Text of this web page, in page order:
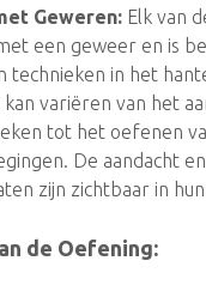
Geweren: Elk van
een geweer en is
technieken in het
variëren van het
tot het oefenen
De aandacht
zijn zichtbaar in
de Oefening: